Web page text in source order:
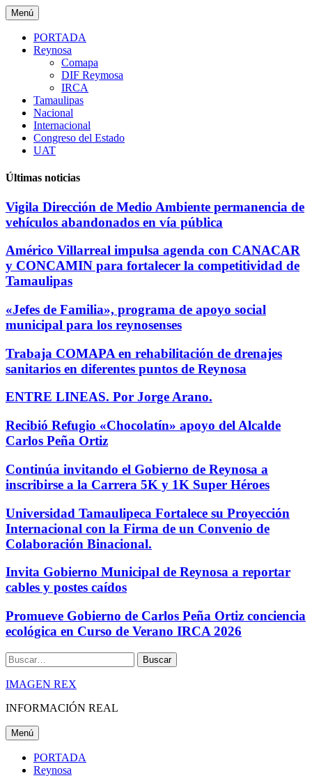
Saltar
al
contenido
Menú
PORTADA
Reynosa
Comapa
DIF Reymosa
IRCA
Tamaulipas
Nacional
Internacional
Congreso del Estado
UAT
Últimas noticias
Vigila Dirección de Medio Ambiente permanencia de
vehículos abandonados en vía pública
Américo Villarreal impulsa agenda con CANACAR
y CONCAMIN para fortalecer la competitividad de
Tamaulipas
«Jefes de Familia», programa de apoyo social
municipal para los reynosenses
Trabaja COMAPA en rehabilitación de drenajes
sanitarios en diferentes puntos de Reynosa
ENTRE LINEAS. Por Jorge Arano.
Recibió Refugio «Chocolatín» apoyo del Alcalde
Carlos Peña Ortiz
Continúa invitando el Gobierno de Reynosa a
inscribirse a la Carrera 5K y 1K Super Héroes
Universidad Tamaulipeca Fortalece su Proyección
Internacional con la Firma de un Convenio de
Colaboración Binacional.
Invita Gobierno Municipal de Reynosa a reportar
cables y postes caídos
Promueve Gobierno de Carlos Peña Ortiz conciencia
ecológica en Curso de Verano IRCA 2026
Buscar
IMAGEN REX
INFORMACIÓN REAL
Menú
PORTADA
Reynosa